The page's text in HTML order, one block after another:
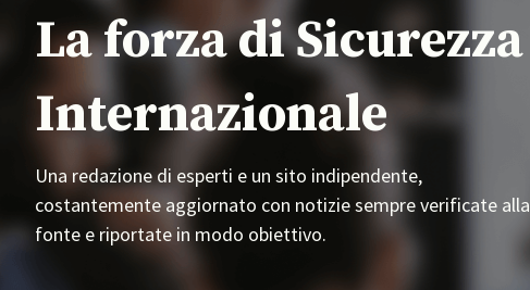
La forza di Sicurezza
Internazionale
Una redazione di esperti e un sito indipendente,
costantemente aggiornato con notizie sempre verificate alla
fonte e riportate in modo obiettivo.